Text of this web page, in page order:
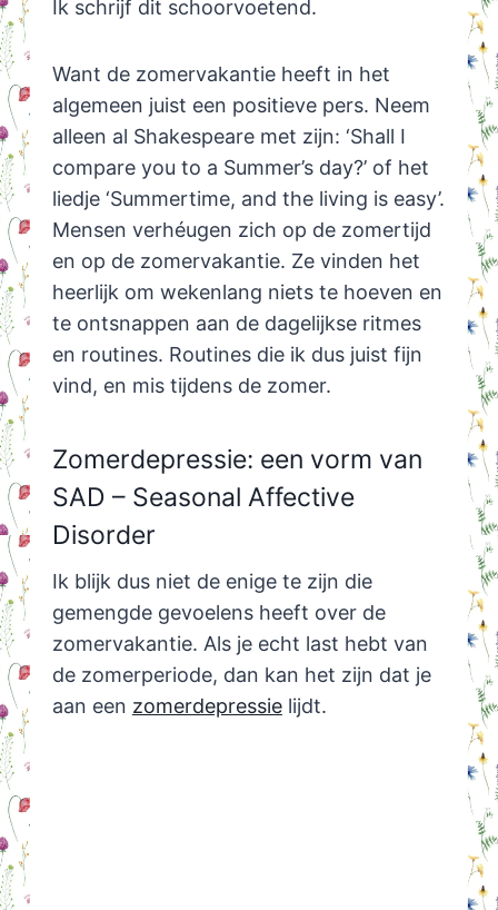
Ik schrijf dit schoorvoetend.
Want de zomervakantie heeft in het
algemeen juist een positieve pers. Neem
alleen al Shakespeare met zijn: ‘Shall I
compare you to a Summer’s day?’ of het
liedje ‘Summertime, and the living is easy’.
Mensen verhéugen zich op de zomertijd
en op de zomervakantie. Ze vinden het
heerlijk om wekenlang niets te hoeven en
te ontsnappen aan de dagelijkse ritmes
en routines. Routines die ik dus juist fijn
vind, en mis tijdens de zomer.
Zomerdepressie: een vorm van
SAD – Seasonal Affective
Disorder
Ik blijk dus niet de enige te zijn die
gemengde gevoelens heeft over de
zomervakantie. Als je echt last hebt van
de zomerperiode, dan kan het zijn dat je
aan een zomerdepressielijdt.